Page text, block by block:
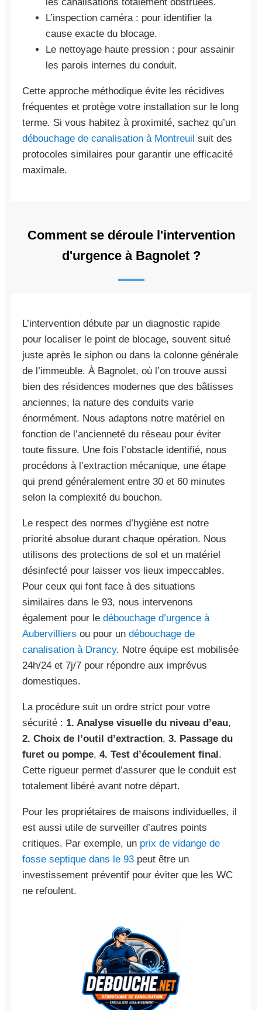
L’inspection caméra : pour identifier la
cause exacte du blocage.
Le nettoyage haute pression : pour assainir
les parois internes du conduit.
Cette approche méthodique évite les récidives
fréquentes et protège votre installation sur le long
terme. Si vous habitez à proximité, sachez qu’un
débouchage de canalisation à Montreuil suit des
protocoles similaires pour garantir une efficacité
maximale.
Comment se déroule l'intervention
d'urgence à Bagnolet ?
L’intervention débute par un diagnostic rapide
pour localiser le point de blocage, souvent situé
juste après le siphon ou dans la colonne générale
de l’immeuble. À Bagnolet, où l’on trouve aussi
bien des résidences modernes que des bâtisses
anciennes, la nature des conduits varie
énormément. Nous adaptons notre matériel en
fonction de l’ancienneté du réseau pour éviter
toute fissure. Une fois l’obstacle identifié, nous
procédons à l’extraction mécanique, une étape
qui prend généralement entre 30 et 60 minutes
selon la complexité du bouchon.
Le respect des normes d’hygiène est notre
priorité absolue durant chaque opération. Nous
utilisons des protections de sol et un matériel
désinfecté pour laisser vos lieux impeccables.
Pour ceux qui font face à des situations
similaires dans le 93, nous intervenons
également pour le débouchage d’urgence à
Aubervilliers ou pour un débouchage de
canalisation à Drancy. Notre équipe est mobilisée
24h/24 et 7j/7 pour répondre aux imprévus
domestiques.
La procédure suit un ordre strict pour votre
sécurité : 1. Analyse visuelle du niveau d’eau,
2. Choix de l’outil d’extraction, 3. Passage du
furet ou pompe, 4. Test d’écoulement final.
Cette rigueur permet d’assurer que le conduit est
totalement libéré avant notre départ.
Pour les propriétaires de maisons individuelles, il
est aussi utile de surveiller d’autres points
critiques. Par exemple, un prix de vidange de
fosse septique dans le 93 peut être un
investissement préventif pour éviter que les WC
ne refoulent.